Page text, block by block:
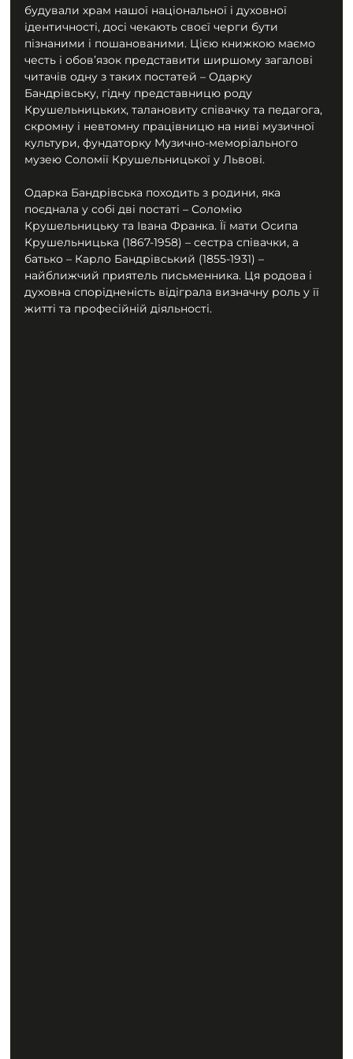
будували храм нашої національної і духовної
ідентичності, досі чекають своєї черги бути
пізнаними і пошанованими. Цією книжкою маємо
честь і обов’язок представити ширшому загалові
читачів одну з таких постатей – Одарку
Бандрівську, гідну представницю роду
Крушельницьких, талановиту співачку та педагога,
скромну і невтомну працівницю на ниві музичної
культури, фундаторку Музично-меморіального
музею Соломії Крушельницької у Львові.
Одарка Бандрівська походить з родини, яка
поєднала у собі дві постаті – Соломію
Крушельницьку та Івана Франка. Її мати Осипа
Крушельницька (1867-1958) – сестра співачки, а
батько – Карло Бандрівський (1855-1931) –
найближчий приятель письменника. Ця родова і
духовна спорідненість відіграла визначну роль у її
житті та професійній діяльності.